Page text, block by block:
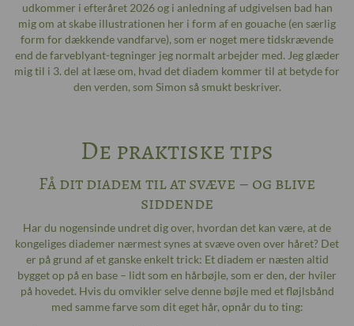
udkommer i efteråret 2026 og i anledning af udgivelsen bad han
mig om at skabe illustrationen her i form af en gouache (en særlig
form for dækkende vandfarve), som er noget mere tidskrævende
end de farveblyant-tegninger jeg normalt arbejder med. Jeg glæder
mig til i 3. del at læse om, hvad det diadem kommer til at betyde for
den verden, som Simon så smukt beskriver.
De praktiske tips
Få dit diadem til at svæve – og blive
siddende
Har du nogensinde undret dig over, hvordan det kan være, at de
kongeliges diademer nærmest synes at svæve oven over håret? Det
er på grund af et ganske enkelt trick: Et diadem er næsten altid
bygget op på en base – lidt som en hårbøjle, som er den, der hviler
på hovedet. Hvis du omvikler selve denne bøjle med et fløjlsbånd
med samme farve som dit eget hår, opnår du to ting: